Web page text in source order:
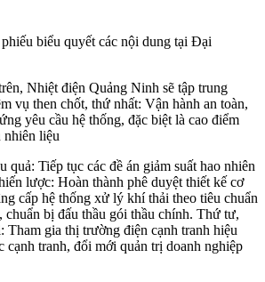
biểu quyết các nội dung tại Đại
Nhiệt điện Quảng Ninh sẽ tập trung
vụ then chốt, thứ nhất: Vận hành an toàn,
yêu cầu hệ thống, đặc biệt là cao điểm
nhiên liệu
quả: Tiếp tục các đề án giảm suất hao nhiên
lược: Hoàn thành phê duyệt thiết kế cơ
cấp hệ thống xử lý khí thải theo tiêu chuẩn
bị đấu thầu gói thầu chính. Thứ tư,
gia thị trường điện cạnh tranh hiệu
cạnh tranh, đổi mới quản trị doanh nghiệp